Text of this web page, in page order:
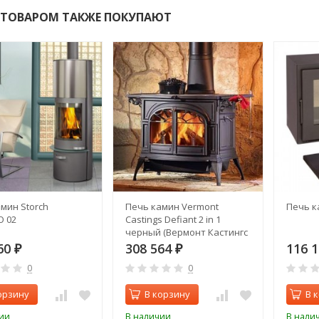
ТАКЖЕ ПОКУПАЮТ
Storch
02
₽
0
Печь камин Vermont
Castings Defiant 2 in 1
черный (Вермонт Кастингс
Дефиант)
308 564 ₽
0
В корзину
В наличии
Печь
116
В
В